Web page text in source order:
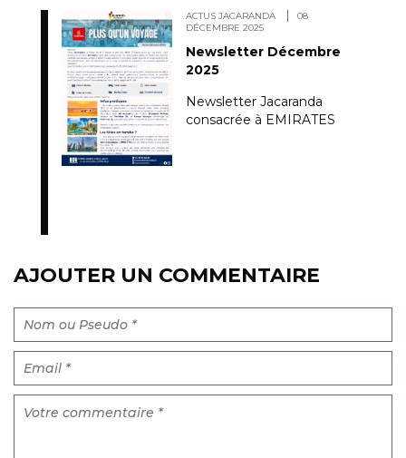
ACTUS JACARANDA
08
DÉCEMBRE 2025
Newsletter Décembre
2025
Newsletter Jacaranda
consacrée à EMIRATES
AJOUTER UN COMMENTAIRE